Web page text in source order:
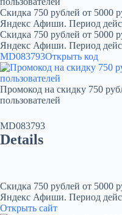
Скидка 750 рублей от 5000
Яндекс Афиши. Период
Скидка 750 рублей от 5000
Яндекс Афиши. Период
MD083793Открыть код
Промокод на скидку 750
пользователей
MD083793
Details
Скидка 750 рублей от 5000
Яндекс Афиши. Период
Открыть сайт